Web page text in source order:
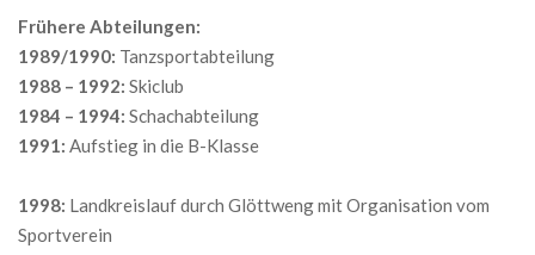
Frühere Abteilungen:
1989/1990: Tanzsportabteilung
1988 – 1992: Skiclub
1984 – 1994: Schachabteilung
1991: Aufstieg in die B-Klasse
1998: Landkreislauf durch Glöttweng mit Organisation vom
Sportverein